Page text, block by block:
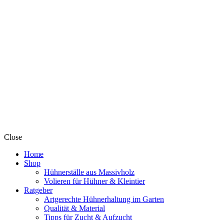
Close
Home
Shop
Hühnerställe aus Massivholz
Volieren für Hühner & Kleintier
Ratgeber
Artgerechte Hühnerhaltung im Garten
Qualität & Material
Tipps für Zucht & Aufzucht